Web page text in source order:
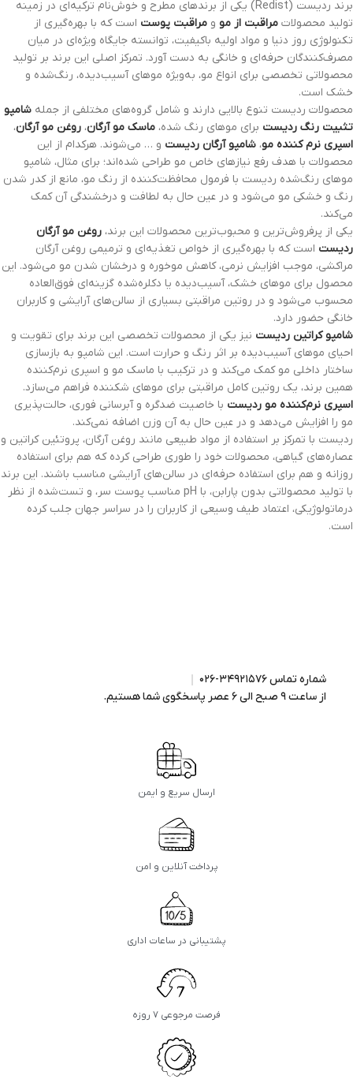
برند ردیست (Redist) یکی از برندهای مطرح و خوش‌نام ترکیه‌ای در زمینه
تولید محصولات مراقبت از مو و مراقبت پوست است که با بهره‌گیری از
تکنولوژی روز دنیا و مواد اولیه باکیفیت، توانسته جایگاه ویژه‌ای در میان
مصرف‌کنندگان حرفه‌ای و خانگی به دست آورد. تمرکز اصلی این برند بر تولید
محصولاتی تخصصی برای انواع مو، به‌ویژه موهای آسیب‌دیده، رنگ‌شده و
خشک است.
محصولات ردیست تنوع بالایی دارند و شامل گروه‌های مختلفی از جمله شامپو
تثبیت رنگ ردیست برای موهای رنگ شده، ماسک مو آرگان، روغن مو آرگان،
اسپری نرم کننده مو، شامپو آرگان ردیست و … می‌شوند. هرکدام از این
محصولات با هدف رفع نیازهای خاص مو طراحی شده‌اند؛ برای مثال، شامپو
موهای رنگ‌شده ردیست با فرمول محافظت‌کننده از رنگ مو، مانع از کدر شدن
رنگ و خشکی مو می‌شود و در عین حال به لطافت و درخشندگی آن کمک
می‌کند.
یکی از پرفروش‌ترین و محبوب‌ترین محصولات این برند، روغن مو آرگان
ردیست است که با بهره‌گیری از خواص تغذیه‌ای و ترمیمی روغن آرگان
مراکشی، موجب افزایش نرمی، کاهش موخوره و درخشان شدن مو می‌شود. این
محصول برای موهای خشک، آسیب‌دیده یا دکلره‌شده گزینه‌ای فوق‌العاده
محسوب می‌شود و در روتین مراقبتی بسیاری از سالن‌های آرایشی و کاربران
خانگی حضور دارد.
شامپو کراتین ردیست نیز یکی از محصولات تخصصی این برند برای تقویت و
احیای موهای آسیب‌دیده بر اثر رنگ و حرارت است. این شامپو به بازسازی
ساختار داخلی مو کمک می‌کند و در ترکیب با ماسک مو و اسپری نرم‌کننده
همین برند، یک روتین کامل مراقبتی برای موهای شکننده فراهم می‌سازد.
اسپری نرم‌کننده مو ردیست با خاصیت ضدگره و آبرسانی فوری، حالت‌پذیری
مو را افزایش می‌دهد و در عین حال به آن وزن اضافه نمی‌کند.
ردیست با تمرکز بر استفاده از مواد طبیعی مانند روغن آرگان، پروتئین کراتین و
عصاره‌های گیاهی، محصولات خود را طوری طراحی کرده که هم برای استفاده
روزانه و هم برای استفاده حرفه‌ای در سالن‌های آرایشی مناسب باشند. این برند
با تولید محصولاتی بدون پارابن، با pH مناسب پوست سر، و تست‌شده از نظر
درماتولوژیکی، اعتماد طیف وسیعی از کاربران را در سراسر جهان جلب کرده
است.
شماره تماس ۳۴۹۲۱۵۷۶-۰۲۶
از ساعت ۹ صبح الی ۶ عصر پاسخگوی شما هستیم.
ارسال سریع و ایمن
پرداخت آنلاین و امن
پشتیبانی در ساعات اداری
فرصت مرجوعی ۷ روزه